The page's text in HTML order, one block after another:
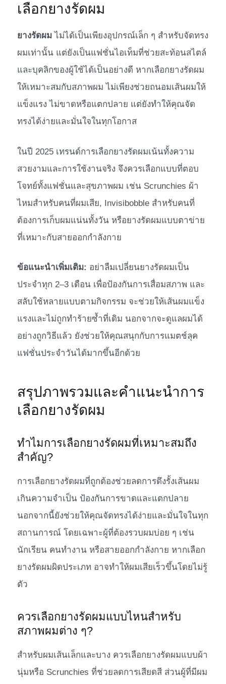
เลือกยางรัดผม
ยางรัดผม ไม่ได้เป็นเพียงอุปกรณ์เล็ก ๆ สำหรับจัดทรง
ผมเท่านั้น แต่ยังเป็นแฟชั่นไอเท็มที่ช่วยสะท้อนสไตล์
และบุคลิกของผู้ใช้ได้เป็นอย่างดี หากเลือกยางรัดผม
ให้เหมาะสมกับสภาพผม ไม่เพียงช่วยถนอมเส้นผมให้
แข็งแรง ไม่ขาดหรือแตกปลาย แต่ยังทำให้คุณจัด
ทรงได้ง่ายและมั่นใจในทุกโอกาส
ในปี 2025 เทรนด์การเลือกยางรัดผมเน้นทั้งความ
สวยงามและการใช้งานจริง จึงควรเลือกแบบที่ตอบ
โจทย์ทั้งแฟชั่นและสุขภาพผม เช่น Scrunchies ผ้า
ไหมสำหรับคนที่ผมเสีย, Invisibobble สำหรับคนที่
ต้องการเก็บผมแน่นทั้งวัน หรือยางรัดผมแบบตาข่าย
ที่เหมาะกับสายออกกำลังกาย
ข้อแนะนำเพิ่มเติม: อย่าลืมเปลี่ยนยางรัดผมเป็น
ประจำทุก 2–3 เดือน เพื่อป้องกันการเสื่อมสภาพ และ
สลับใช้หลายแบบตามกิจกรรม จะช่วยให้เส้นผมแข็ง
แรงและไม่ถูกทำร้ายซ้ำที่เดิม นอกจากจะดูแลผมได้
อย่างถูกวิธีแล้ว ยังช่วยให้คุณสนุกกับการแมตช์ลุค
แฟชั่นประจำวันได้มากขึ้นอีกด้วย
สรุปภาพรวมและคำแนะนำการ
เลือกยางรัดผม
ทำไมการเลือกยางรัดผมที่เหมาะสมถึง
สำคัญ?
การเลือกยางรัดผมที่ถูกต้องช่วยลดการดึงรั้งเส้นผม
เกินความจำเป็น ป้องกันการขาดและแตกปลาย
นอกจากนี้ยังช่วยให้คุณจัดทรงได้ง่ายและมั่นใจในทุก
สถานการณ์ โดยเฉพาะผู้ที่ต้องรวบผมบ่อย ๆ เช่น
นักเรียน คนทำงาน หรือสายออกกำลังกาย หากเลือก
ยางรัดผมผิดประเภท อาจทำให้ผมเสียเร็วขึ้นโดยไม่รู้
ตัว
ควรเลือกยางรัดผมแบบไหนสำหรับ
สภาพผมต่าง ๆ?
สำหรับผมเส้นเล็กและบาง ควรเลือกยางรัดผมแบบผ้า
นุ่มหรือ Scrunchies ที่ช่วยลดการเสียดสี ส่วนผู้ที่มีผม